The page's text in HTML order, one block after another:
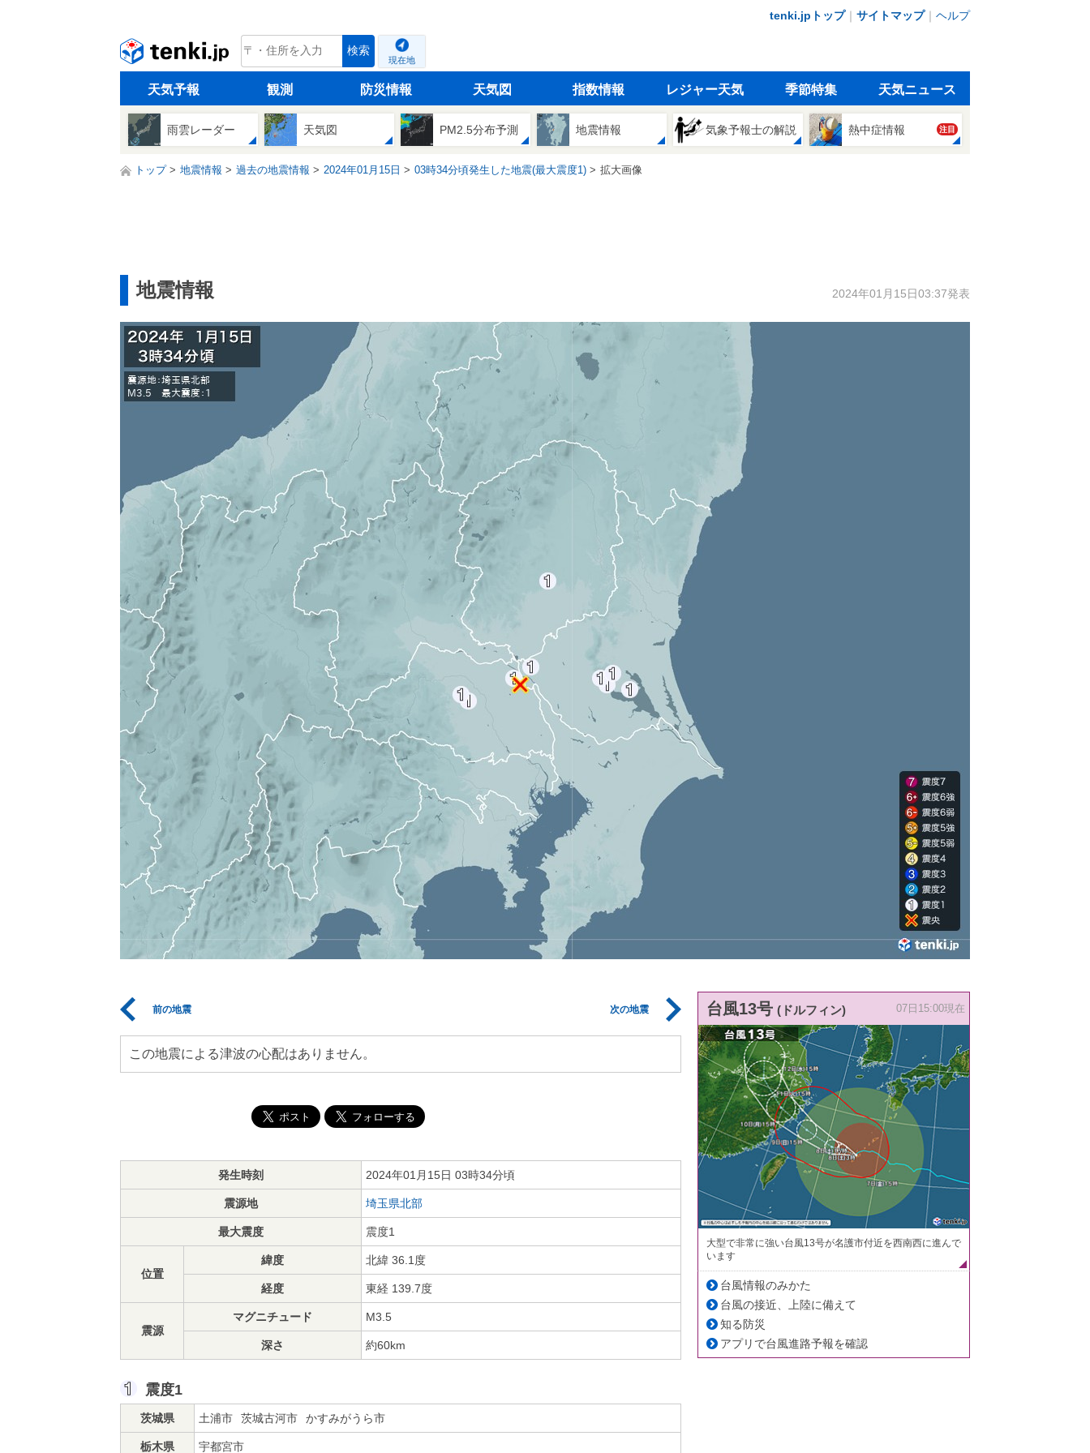
tenki.jpトップ｜ サイトマップ｜ ヘルプ
tenki.jp 検索
現在地
天気予報 観測 防災情報 天気図 指数情報 レジャー天気 季節特集 天気ニュース
雨雲レーダー 天気図 PM2.5分布予測 地震情報 気象予報士の解説 熱中症情報 注目
トップ 地震情報 過去の地震情報 2024年01月15日 03時34分頃発生した地震(最大震度1) 拡大画像
地震情報 2024年01月15日03:37発表
前の地震 次の地震
この地震による津波の心配はありません。
発生時刻 2024年01月15日 03時34分頃
震源地 埼玉県北部
最大震度 震度1
位置
緯度 北緯 36.1度
経度 東経 139.7度
震源
マグニチュード M3.5
深さ 約60km
震度1
茨城県 土浦市 茨城古河市 かすみがうら市
栃木県 宇都宮市
台風13号 (ドルフィン) 07日15:00現在
大型で非常に強い台風13号が名護市付近を西南西に進んで
います
台風情報のみかた
台風の接近、上陸に備えて
知る防災
アプリで台風進路予報を確認